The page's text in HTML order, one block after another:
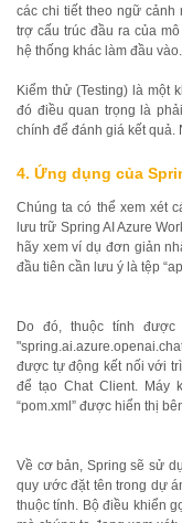
các chi tiết theo ngữ cảnh
trợ cấu trúc đầu ra của
hệ thống khác làm đầu vào.
Kiểm thử (Testing) là một
đó điều quan trọng là
chính để đánh giá kết quả.
4. Ứng dụng của
Chúng ta có thể xem xét
lưu trữ Spring AI Azure
hãy xem ví dụ đơn giản
đầu tiên cần lưu ý là tệp
Do đó, thuộc tính được
được tự động kết nối với
để tạo Chat Client. Máy
“pom.xml” được hiển thị
Về cơ bản, Spring sẽ sử
quy ước đặt tên trong dự
thuộc tính. Bộ điều khiển